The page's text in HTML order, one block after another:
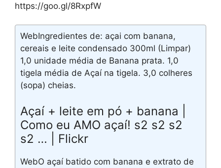
https://goo.gl/8RxpfW
WebIngredientes de: açai com banana,
cereais e leite condensado 300ml (Limpar)
1,0 unidade média de Banana prata. 1,0
tigela média de Açaí na tigela. 3,0 colheres
(sopa) cheias.
Açaí + leite em pó + banana |
Como eu AMO açaí! s2 s2 s2
s2 … | Flickr
WebO açaí batido com banana e extrato de